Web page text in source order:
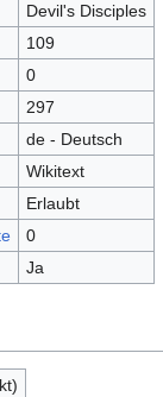
Devil's Disciples
109
0
297
de - Deutsch
Wikitext
Erlaubt
0
Ja